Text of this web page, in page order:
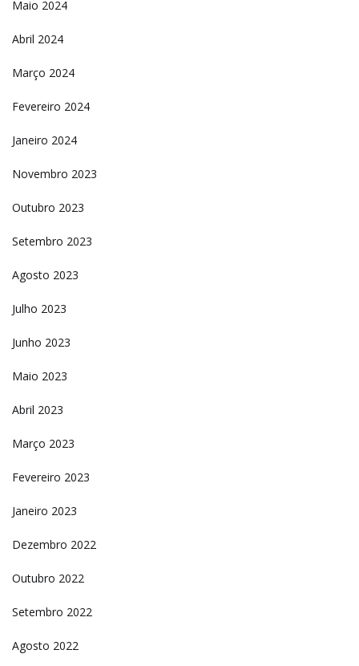
Maio 2024
Abril 2024
Março 2024
Fevereiro 2024
Janeiro 2024
Novembro 2023
Outubro 2023
Setembro 2023
Agosto 2023
Julho 2023
Junho 2023
Maio 2023
Abril 2023
Março 2023
Fevereiro 2023
Janeiro 2023
Dezembro 2022
Outubro 2022
Setembro 2022
Agosto 2022